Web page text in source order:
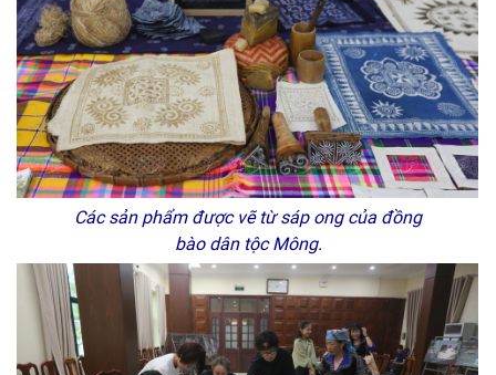
Các sản phẩm được vẽ từ sáp ong của đồng
bào dân tộc Mông.